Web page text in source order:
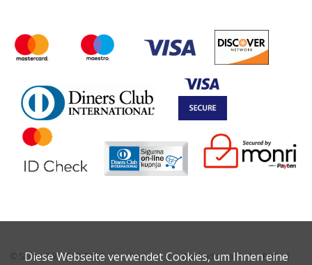
© Sailing 360 2019-2026 Über uns Wie bucht man? FAQ
Diese Webseite verwendet Cookies, um Ihnen eine